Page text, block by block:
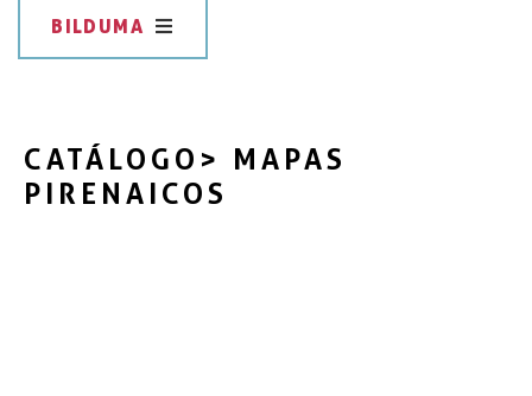
BILDUMA
CATÁLOGO > MAPAS
PIRENAICOS